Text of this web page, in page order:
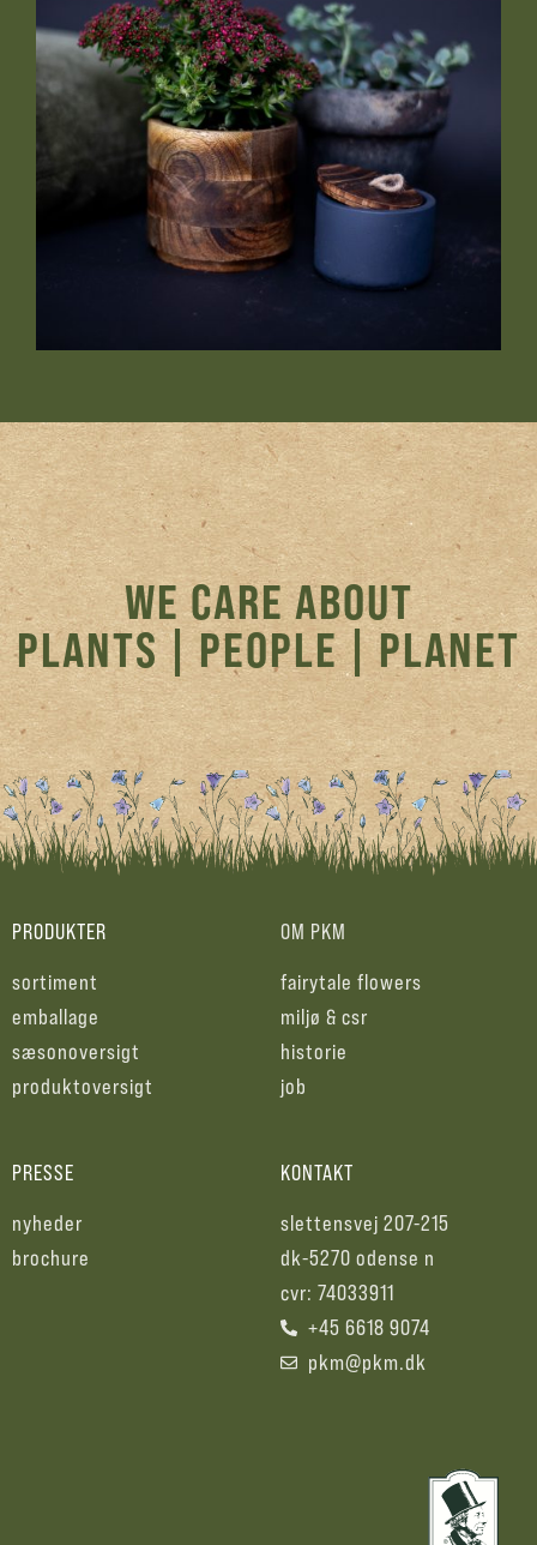
WE CARE ABOUT
PLANTS | PEOPLE | PLANET
PRODUKTER
sortiment
emballage
sæsonoversigt
produktoversigt
OM PKM
fairytale flowers
miljø & csr
historie
job
PRESSE
nyheder
brochure
KONTAKT
slettensvej 207-215
dk-5270 odense n
cvr: 74033911
+45 6618 9074
pkm@pkm.dk